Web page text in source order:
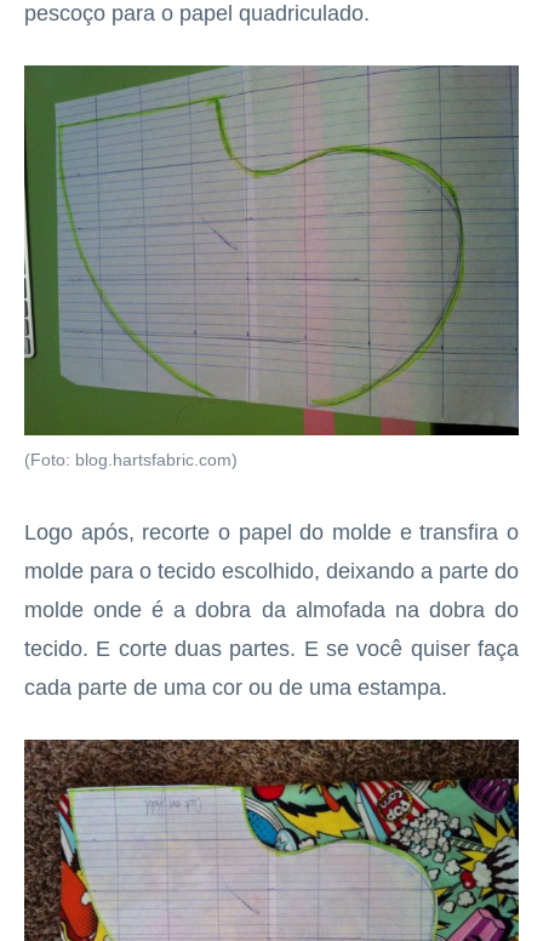
pescoço para o papel quadriculado.
(Foto: blog.hartsfabric.com)
Logo após, recorte o papel do molde e transfira o
molde para o tecido escolhido, deixando a parte do
molde onde é a dobra da almofada na dobra do
tecido. E corte duas partes. E se você quiser faça
cada parte de uma cor ou de uma estampa.